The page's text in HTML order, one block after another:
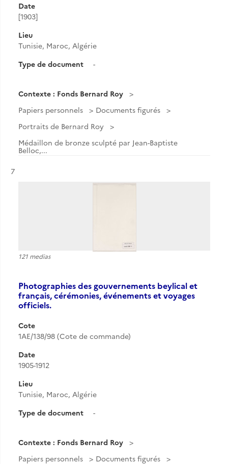
Date
[1903]
Lieu
Tunisie, Maroc, Algérie
Type de document
-
Contexte : Fonds Bernard Roy
Papiers personnels
Documents figurés
Portraits de Bernard Roy
Médaillon de bronze sculpté par Jean-Baptiste
Belloc,...
Résultat n°
7
121 medias
Photographies des gouvernements beylical et
français, cérémonies, événements et voyages
officiels.
Cote
1AE/138/98 (Cote de commande)
Date
1905-1912
Lieu
Tunisie, Maroc, Algérie
Type de document
-
Contexte : Fonds Bernard Roy
Papiers personnels
Documents figurés